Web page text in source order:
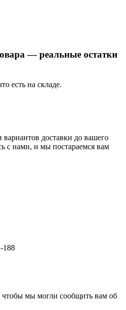
— реальные остатки
есть на складе.
доставки до вашего
с нами, и мы постараемся вам
188
чтобы мы могли сообщить вам об